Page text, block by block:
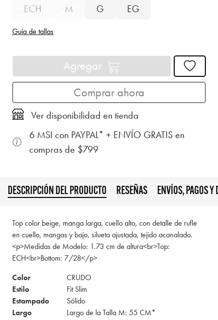
ECH
M G EG
Guía de tallas
Agregar
Comprar ahora
Ver disponibilidad en tienda
6 MSI con PAYPAL* + ENVÍO GRATIS en
compras de $799
DESCRIPCIÓN DEL PRODUCTO RESEÑAS ENVÍOS, PAGOS Y
Top color beige, manga larga, cuello alto, con detalle de rufle
en cuello, mangas y bajo, silueta ajustada, tejido acanalado.
<p>Medidas de Modelo: 1.73 cm de altura<br>Top:
ECH<br>Bottom: 7/28</p>
Color
CRUDO
Estilo
Fit Slim
Estampado
Sólido
Largo
Largo de la Talla M: 55 CM*